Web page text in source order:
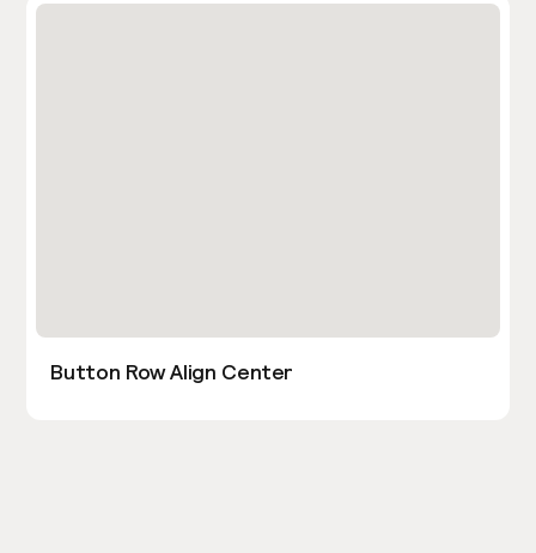
Button Row Align Center